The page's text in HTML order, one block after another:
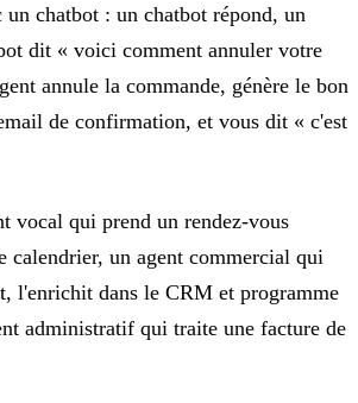
un chatbot : un chatbot répond, un
dit « voici comment annuler votre
annule la commande, génère le bon
de confirmation, et vous dit « c'est
vocal qui prend un rendez-vous
calendrier, un agent commercial qui
l'enrichit dans le CRM et programme
administratif qui traite une facture de